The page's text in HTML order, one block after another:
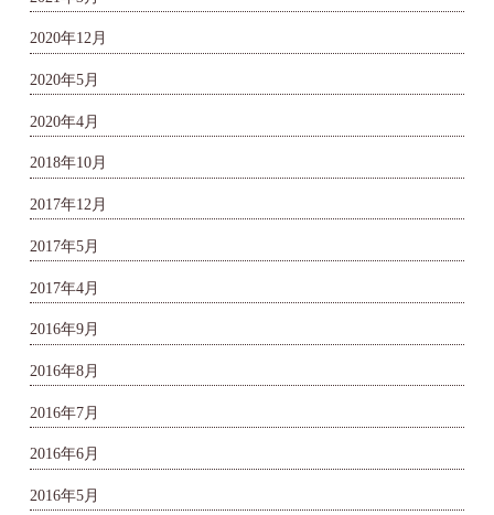
2020年12月
2020年5月
2020年4月
2018年10月
2017年12月
2017年5月
2017年4月
2016年9月
2016年8月
2016年7月
2016年6月
2016年5月